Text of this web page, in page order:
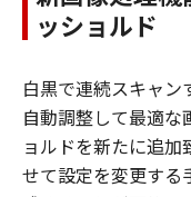
ッショルド
白黒で連続スキャン
自動調整して最適な
ョルドを新たに追
せて設定を変更する